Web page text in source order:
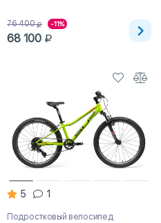
76 400 -11%
68 100
5 1
Подростковый велосипед